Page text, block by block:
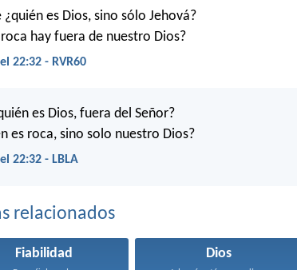
¿quién es Dios, sino sólo Jehová?
roca hay fuera de nuestro Dios?
22:32 - RVR60
es Dios, fuera del Señor?
es roca, sino solo nuestro Dios?
22:32 - LBLA
relacionados
Fiabilidad Dios